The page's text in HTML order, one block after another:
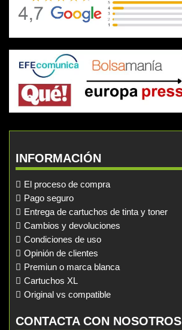
INFORMACIÓN
El proceso de compra
Pago seguro
Entrega de cartuchos de tinta y toner
Cambios y devoluciones
Condiciones de uso
Opinión de clientes
Premiun o marca blanca
Cartuchos XL
Original vs compatible
CONTACTA CON NOSOTROS